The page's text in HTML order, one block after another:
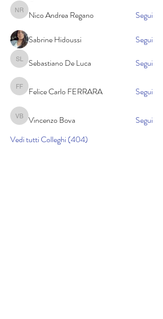
Nico Andrea Regano
Nico Andrea Regano Segui
Sabrine Hidoussi Segui
Sebastiano De Luca
Sebastiano De Luca Segui
Felice Carlo FERRARA
Felice Carlo FERRARA Segui
Vincenzo Bova
Vincenzo Bova
Segui
Vedi tutti Colleghi (404)